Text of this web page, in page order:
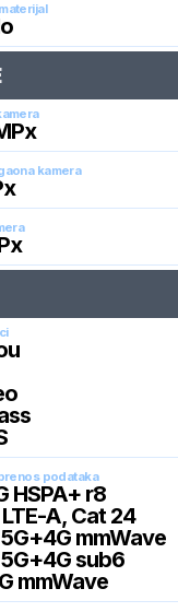
kamera
podataka
HSPA+ r8
A, Cat 24
mmWave
sub6
mmWave